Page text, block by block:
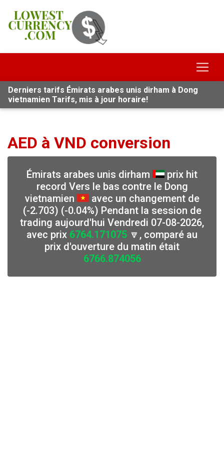
Derniers tarifs Émirats arabes unis dirham à Dong
vietnamien Tarifs, mis à jour horaire!
AED à VND conversion
Émirats arabes unis dirham
prix hit
record Vers le bas contre le Dong
vietnamien
avec un changement de
(-2.703) (-0.04%) Pendant la session de
trading aujourd'hui Vendredi 07-08-2026,
avec prix 6764.171075 🔽, comparé au
prix d'ouverture du matin était
6766.874056